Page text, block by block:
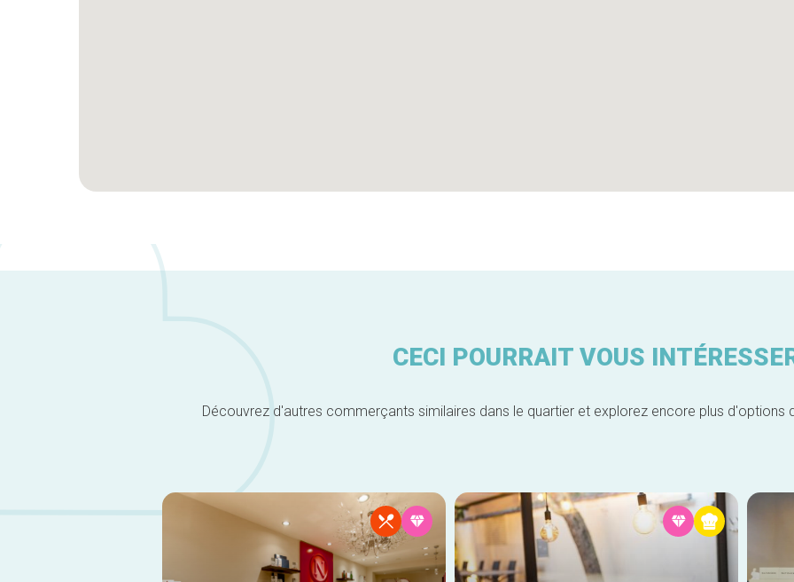
CECI POURRAIT VOUS
Découvrez d'autres commerçants similaires dans le quartier et explorez encore plus d'options